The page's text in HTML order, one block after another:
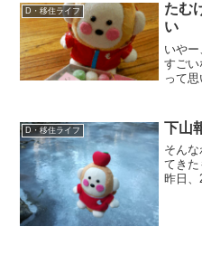
D・移住ライフ
たむ
い
いや
すごい
って
D・移住ライフ 下山
そん
てきた
昨日
クタ